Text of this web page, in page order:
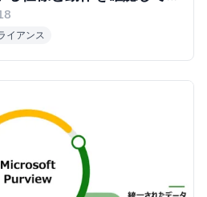
イアンス